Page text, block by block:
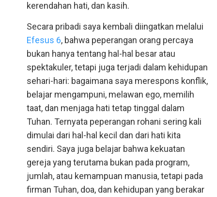
kerendahan hati, dan kasih.
Secara pribadi saya kembali diingatkan melalui
Efesus 6, bahwa peperangan orang percaya
bukan hanya tentang hal-hal besar atau
spektakuler, tetapi juga terjadi dalam kehidupan
sehari-hari: bagaimana saya merespons konflik,
belajar mengampuni, melawan ego, memilih
taat, dan menjaga hati tetap tinggal dalam
Tuhan. Ternyata peperangan rohani sering kali
dimulai dari hal-hal kecil dan dari hati kita
sendiri. Saya juga belajar bahwa kekuatan
gereja yang terutama bukan pada program,
jumlah, atau kemampuan manusia, tetapi pada
firman Tuhan, doa, dan kehidupan yang berakar